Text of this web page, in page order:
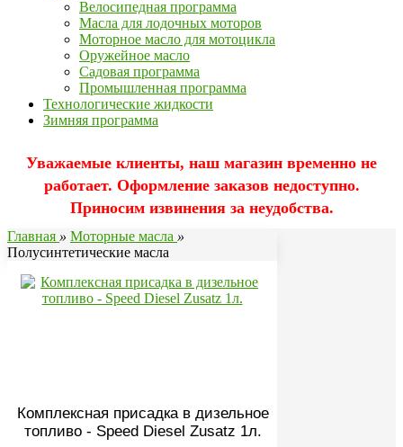
Велосипедная программа
Масла для лодочных моторов
Моторное масло для мотоцикла
Оружейное масло
Садовая программа
Промышленная программа
Технологические жидкости
Зимняя программа
Уважаемые клиенты, наш магазин временно не
работает. Оформление заказов недоступно.
Приносим извинения за неудобства.
Главная » Моторные масла »
Полусинтетические масла
Комплексная присадка в дизельное
топливо - Speed Diesel Zusatz 1л.